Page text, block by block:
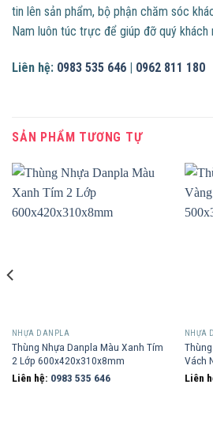
tin lên sản phẩm, bộ phận chăm sóc
Nam luôn túc trực để giúp đỡ quý khách
Liên hệ: 0983 535 646 | 0962 811 180
SẢN PHẨM TƯƠNG TỰ
NHỰA DANPLA
Thùng Nhựa Danpla Màu Xanh Tím
2 Lớp 600x420x310x8mm
Liên hệ: 0983 535 646
NHỰA
Vách
Liên